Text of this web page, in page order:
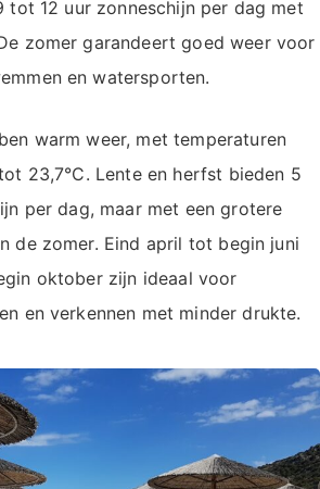
tot 12 uur zonneschijn per dag met
zomer garandeert goed weer voor
en watersporten.
warm weer, met temperaturen
23,7°C. Lente en herfst bieden 5
per dag, maar met een grotere
de zomer. Eind april tot begin juni
oktober zijn ideaal voor
en verkennen met minder drukte.